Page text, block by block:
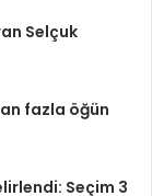
Selçuk
fazla öğün
Seçim 3